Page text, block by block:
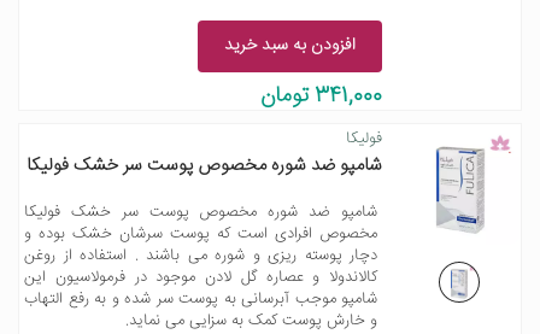
افزودن به سبد خرید
341,000 تومان
فولیکا
شامپو ضد شوره مخصوص پوست سر خشک فولیکا
شامپو ضد شوره مخصوص پوست سر خشک فولیکا
مخصوص افرادی است که پوست سرشان خشک بوده و
دچار پوسته ریزی و شوره می باشند . استفاده از روغن
کالاندولا و عصاره گل لادن موجود در فرمولاسیون این
شامپو موجب آبرسانی به پوست سر شده و به رفع التهاب
و خارش پوست کمک به سزایی می نماید.